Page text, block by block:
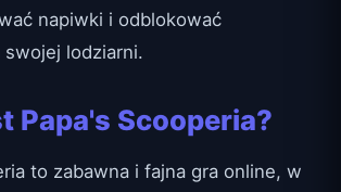
napiwki i odblokować
swojej lodziarni.
Papa's Scooperia?
to zabawna i fajna gra online, w